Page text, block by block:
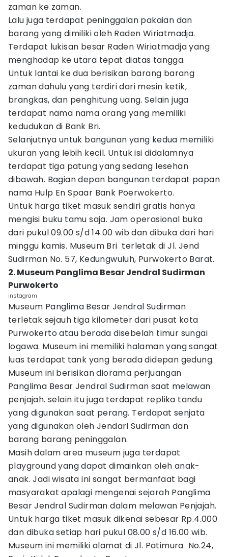
zaman ke zaman.
Lalu juga terdapat peninggalan pakaian dan
barang yang dimiliki oleh Raden Wiriatmadja.
Terdapat lukisan besar Raden Wiriatmadja yang
menghadap ke utara tepat diatas tangga.
Untuk lantai ke dua berisikan barang barang
zaman dahulu yang terdiri dari mesin ketik,
brangkas, dan penghitung uang. Selain juga
terdapat nama nama orang yang memiliki
kedudukan di Bank Bri.
Selanjutnya untuk bangunan yang kedua memiliki
ukuran yang lebih kecil. Untuk isi didalamnya
terdapat tiga patung yang sedang lesehan
dibawah. Bagian depan bangunan terdapat papan
nama Hulp En Spaar Bank Poerwokerto.
Untuk harga tiket masuk sendiri gratis hanya
mengisi buku tamu saja. Jam operasional buka
dari pukul 09.00 s/d 14.00 wib dan dibuka dari hari
minggu kamis. Museum Bri terletak di Jl. Jend
Sudirman No. 57, Kedungwuluh, Purwokerto Barat.
2. Museum Panglima Besar Jendral Sudirman
Purwokerto
instagram
Museum Panglima Besar Jendral Sudirman
terletak sejauh tiga kilometer dari pusat kota
Purwokerto atau berada disebelah timur sungai
logawa. Museum ini memiliki halaman yang sangat
luas terdapat tank yang berada didepan gedung.
Museum ini berisikan diorama perjuangan
Panglima Besar Jendral Sudirman saat melawan
penjajah. selain itu juga terdapat replika tandu
yang digunakan saat perang. Terdapat senjata
yang digunakan oleh Jendarl Sudirman dan
barang barang peninggalan.
Masih dalam area museum juga terdapat
playground yang dapat dimainkan oleh anak-
anak. Jadi wisata ini sangat bermanfaat bagi
masyarakat apalagi mengenai sejarah Panglima
Besar Jendral Sudirman dalam melawan Penjajah.
Untuk harga tiket masuk dikenai sebesar Rp.4.000
dan dibuka setiap hari pukul 08.00 s/d 16.00 wib.
Museum ini memiliki alamat di Jl. Patimura No.24,